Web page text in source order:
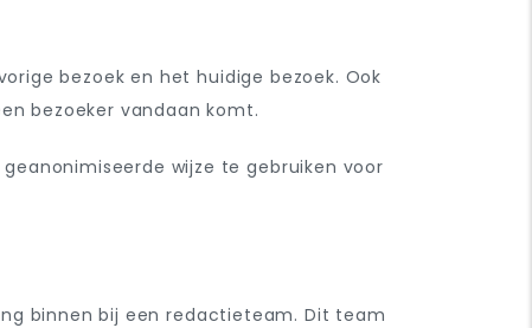
bezoek en het huidige bezoek. Ook
bezoeker vandaan komt.
wijze te gebruiken voor
binnen bij een redactieteam. Dit team